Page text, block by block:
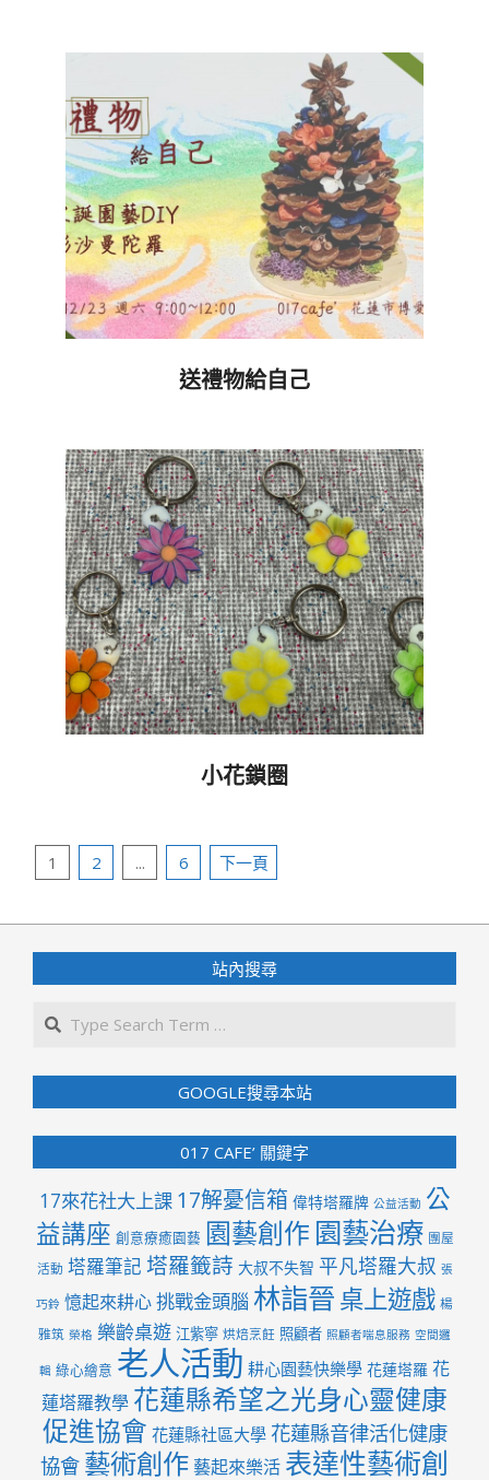
送禮物給自己
15
小花鎖圈
文
分
頁
1 2 ... 6 下一頁
站內搜尋
GOOGLE搜尋本站
017 CAFE’ 關鍵字
17來花社大上課 17解憂信箱 偉特塔羅牌 公益活動 公
益講座 創意療癒園藝 園藝創作 園藝治療 團屋
活動 塔羅筆記 塔羅籤詩 大叔不失智 平凡塔羅大叔 張
巧鈴 憶起來耕心挑戰金頭腦 林詣晉桌上遊戲 楊
雅筑 榮格 樂齡桌遊 江紫寧 烘焙烹飪 照顧者 照顧者喘息服務 空間邏
輯 綠心繪意 老人活動 耕心園藝快樂學 花蓮塔羅 花
蓮塔羅教學 花蓮縣希望之光身心靈健康
促進協會 花蓮縣社區大學 花蓮縣音律活化健康
協會 藝術創作藝起來樂活 表達性藝術創